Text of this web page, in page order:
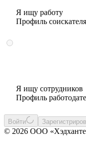
Я ищу работу
Профиль соискателя
Я ищу сотрудников
Профиль
Войти
© 2026 ООО